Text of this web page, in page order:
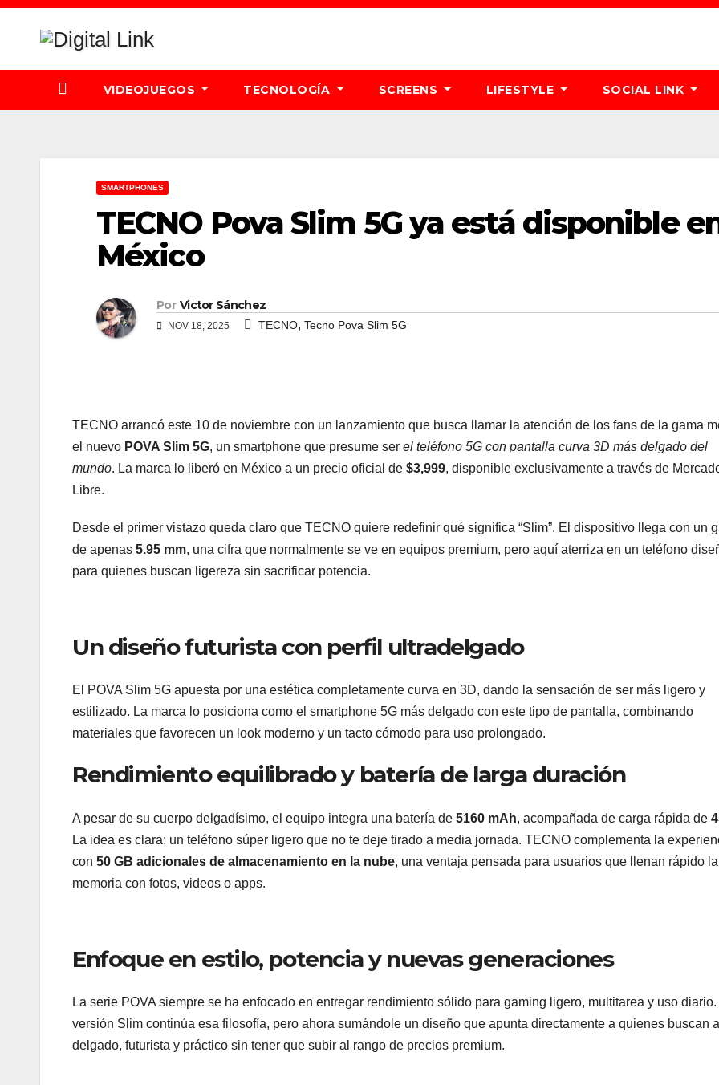
Saltar
VIDEOJUEGOS TECNOLOGÍA SCREENS LIFESTYLE SOCIAL LINK
SMARTPHONES
TECNO Pova Slim 5G ya está disponible
México
Por Victor Sánchez
NOV 18, 2025 TECNO, Tecno Pova Slim 5G
TECNO arrancó este 10 de noviembre con un lanzamiento que busca llamar la atención de los fans de la gama
el nuevo POVA Slim 5G, un smartphone que presume ser el teléfono 5G con pantalla curva 3D más delgado del
mundo. La marca lo liberó en México a un precio oficial de $3,999, disponible exclusivamente a través de
Libre.
Desde el primer vistazo queda claro que TECNO quiere redefinir qué significa “Slim”. El dispositivo llega con un
de apenas 5.95 mm, una cifra que normalmente se ve en equipos premium, pero aquí aterriza en un teléfono
para quienes buscan ligereza sin sacrificar potencia.
Un diseño futurista con perfil ultradelgado
El POVA Slim 5G apuesta por una estética completamente curva en 3D, dando la sensación de ser más ligero y
estilizado. La marca lo posiciona como el smartphone 5G más delgado con este tipo de pantalla, combinando
materiales que favorecen un look moderno y un tacto cómodo para uso prolongado.
Rendimiento equilibrado y batería de larga duración
A pesar de su cuerpo delgadísimo, el equipo integra una batería de 5160 mAh, acompañada de carga rápida de
La idea es clara: un teléfono súper ligero que no te deje tirado a media jornada. TECNO complementa la
con 50 GB adicionales de almacenamiento en la nube, una ventaja pensada para usuarios que llenan rápido la
memoria con fotos, videos o apps.
Enfoque en estilo, potencia y nuevas generaciones
La serie POVA siempre se ha enfocado en entregar rendimiento sólido para gaming ligero, multitarea y uso
versión Slim continúa esa filosofía, pero ahora sumándole un diseño que apunta directamente a quienes buscan
delgado, futurista y práctico sin tener que subir al rango de precios premium.